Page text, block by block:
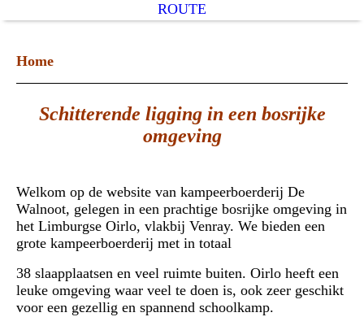
ROUTE
Home
Schitterende ligging in een bosrijke
omgeving
Welkom op de website van kampeerboerderij De
Walnoot, gelegen in een prachtige bosrijke omgeving in
het Limburgse Oirlo, vlakbij Venray. We bieden een
grote kampeerboerderij met in totaal
38 slaapplaatsen en veel ruimte buiten. Oirlo heeft een
leuke omgeving waar veel te doen is, ook zeer geschikt
voor een gezellig en spannend schoolkamp.